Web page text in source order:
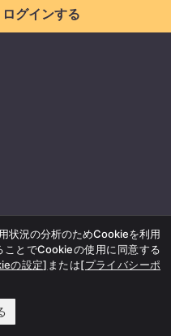
グインする
状況の分析のためCookieを利用
とでCookieの使用に同意する
の設定] または[プライバシーポ